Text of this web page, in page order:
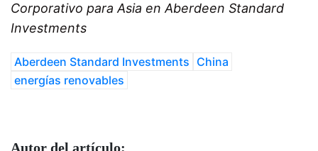
Corporativo para Asia en Aberdeen Standard
Investments
Aberdeen Standard Investments China
energías renovables
Autor del artículo: